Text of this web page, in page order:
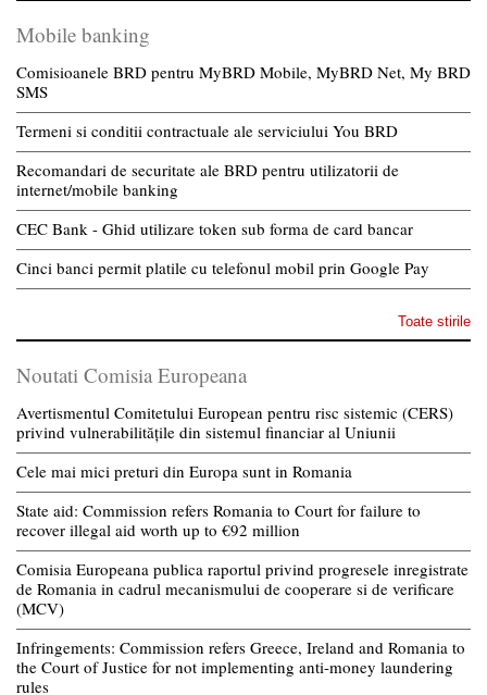
Mobile banking
Comisioanele BRD pentru MyBRD Mobile, MyBRD Net, My BRD
SMS
Termeni si conditii contractuale ale serviciului You BRD
Recomandari de securitate ale BRD pentru utilizatorii de
internet/mobile banking
CEC Bank - Ghid utilizare token sub forma de card bancar
Cinci banci permit platile cu telefonul mobil prin Google Pay
Toate stirile
Noutati Comisia Europeana
Avertismentul Comitetului European pentru risc sistemic (CERS)
privind vulnerabilitățile din sistemul financiar al Uniunii
Cele mai mici preturi din Europa sunt in Romania
State aid: Commission refers Romania to Court for failure to
recover illegal aid worth up to €92 million
Comisia Europeana publica raportul privind progresele inregistrate
de Romania in cadrul mecanismului de cooperare si de verificare
(MCV)
Infringements: Commission refers Greece, Ireland and Romania to
the Court of Justice for not implementing anti-money laundering
rules